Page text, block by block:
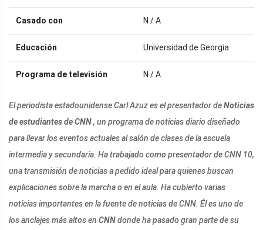
Casado con N / A
Educación Universidad de Georgia
Programa de televisión N / A
El periodista estadounidense Carl Azuz es el presentador deNoticias
de estudiantes de CNN, un programa de noticias diario diseñado
para llevar los eventos actuales al salón de clases de la escuela
intermedia y secundaria. Ha trabajado como presentador de CNN 10,
una transmisión de noticias a pedido ideal para quienes buscan
explicaciones sobre la marcha o en el aula. Ha cubierto varias
noticias importantes en la fuente de noticias de CNN. Él es uno de
los anclajes más altos en CNNdonde ha pasado gran parte de su